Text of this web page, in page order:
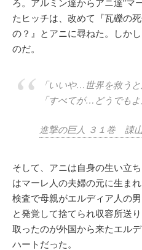
ろ。アルミン達からアニ達”マ
たヒッチは、改めて『瓦礫の
の？』とアニに尋ねた。しか
のだ。
「いいや…世界を救う
「すべてが…どうでも
進撃の巨人 ３１巻 諌
そして、アニは自身の生い立
はマーレ人の夫婦の元に生ま
検査で母親がエルディア人の
と発覚して捨てられ収容所送
取ったのが外国から来たエル
ハートだった。